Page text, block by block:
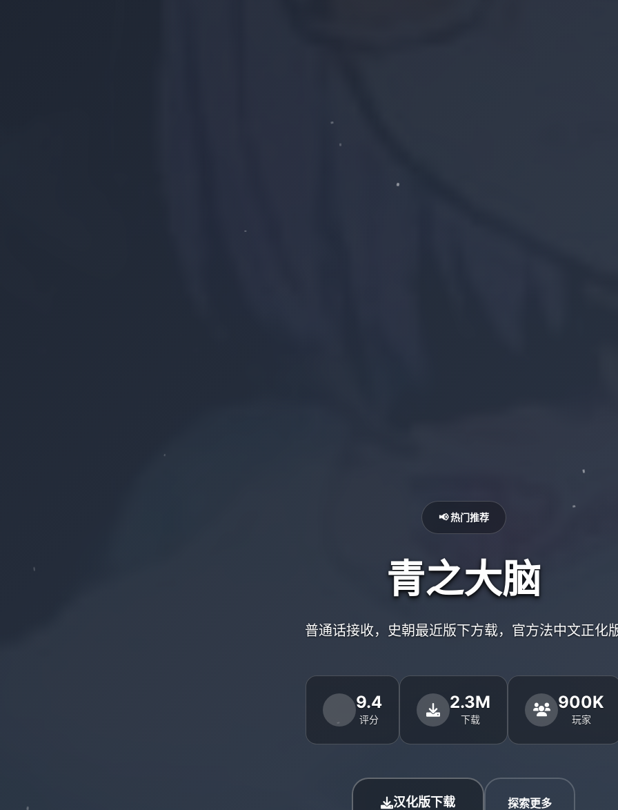
📢 热门推荐
青之大脑
普通话接收，史朝最近版下方载，官方法中文正化
9.4
评分
2.3M
下载
900K
玩家
汉化版下载 探索更多